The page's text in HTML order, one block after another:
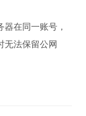
在同一账号，
无法保留公网